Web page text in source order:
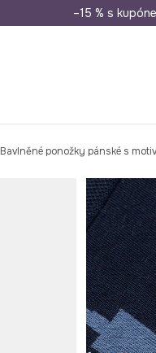
Doprava zdarma při
–15 % s
Bavlněné ponožky pánské s